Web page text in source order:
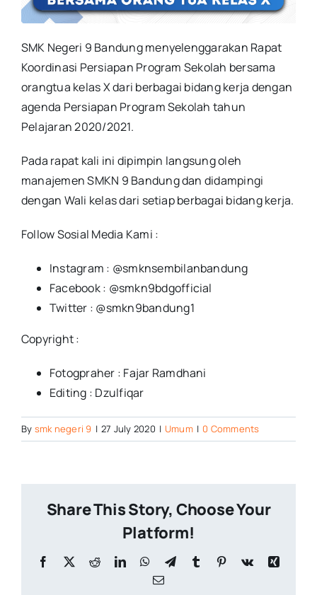
SMK Negeri 9 Bandung menyelenggarakan Rapat
Koordinasi Persiapan Program Sekolah bersama
orangtua kelas X dari berbagai bidang kerja dengan
agenda Persiapan Program Sekolah tahun
Pelajaran 2020/2021.
Pada rapat kali ini dipimpin langsung oleh
manajemen SMKN 9 Bandung dan didampingi
dengan Wali kelas dari setiap berbagai bidang kerja.
Follow Sosial Media Kami :
Instagram : @smknsembilanbandung
Facebook : @smkn9bdgofficial
Twitter : @smkn9bandung1
Copyright :
Fotogpraher : Fajar Ramdhani
Editing : Dzulfiqar
By smk negeri 9 | 27 July 2020 | Umum | 0 Comments
Share This Story, Choose Your
Platform!
Facebook
X RedditLinkedInWhatsApp
TelegramTumblr Pinterest
Vk
Xing
Email